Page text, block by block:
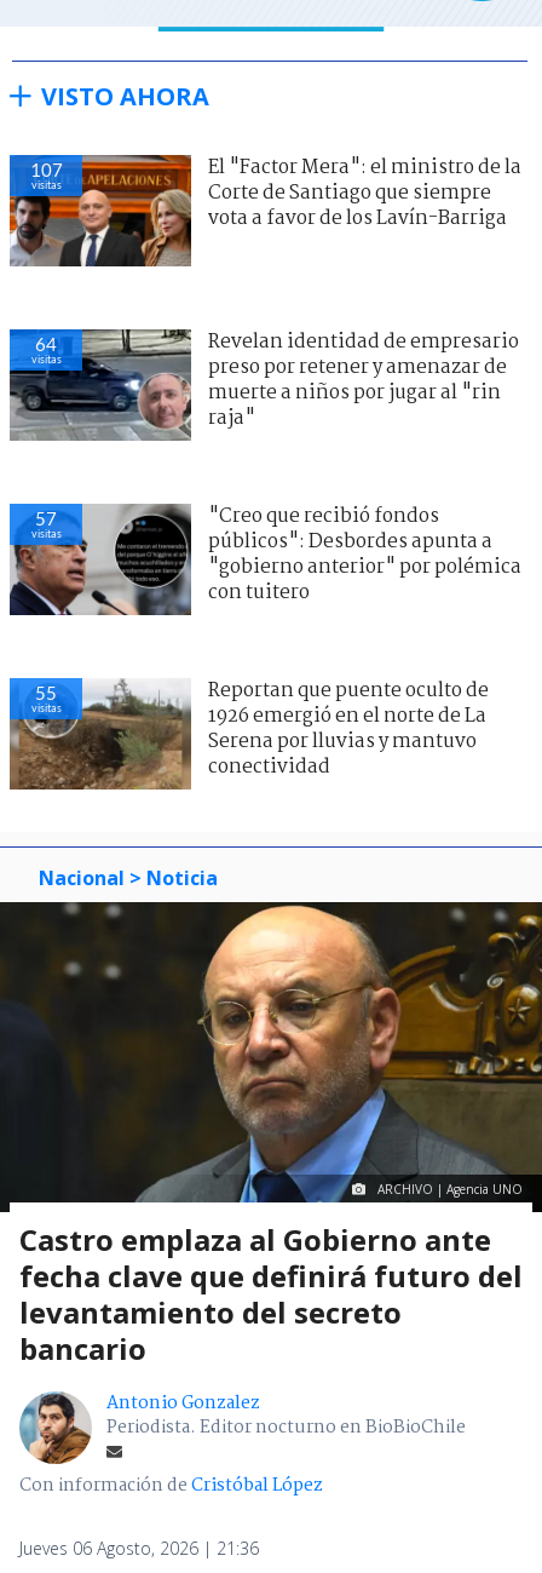
VISTO AHORA
107
visitas
El "Factor Mera": el ministro de la
Corte de Santiago que siempre
vota a favor de los Lavín-Barriga
64
visitas
Revelan identidad de empresario
preso por retener y amenazar de
muerte a niños por jugar al "rin
raja"
57
visitas
"Creo que recibió fondos
públicos": Desbordes apunta a
"gobierno anterior" por polémica
con tuitero
55
visitas
Reportan que puente oculto de
1926 emergió en el norte de La
Serena por lluvias y mantuvo
conectividad
Nacional > Noticia
ARCHIVO | Agencia UNO
Castro emplaza al Gobierno ante
fecha clave que definirá futuro del
levantamiento del secreto
bancario
Antonio Gonzalez
Periodista. Editor nocturno en BioBioChile
Con información deCristóbal López
Jueves 06 Agosto, 2026 | 21:36